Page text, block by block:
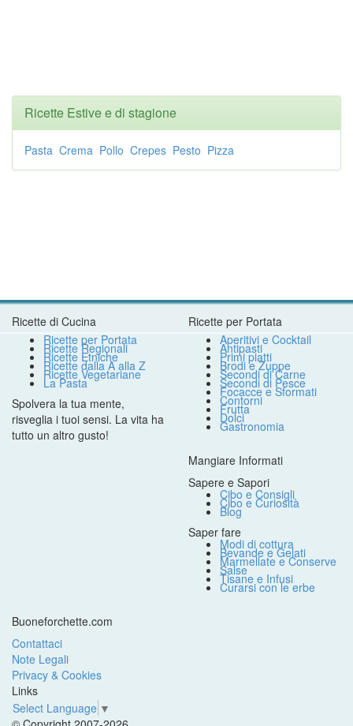
Ricette Estive e di stagione
Pasta Crema Pollo Crepes Pesto Pizza
Ricette di Cucina
Ricette per Portata
Ricette Regionali
Ricette Etniche
Ricette dalla A alla Z
Ricette Vegetariane
La Pasta
Spolvera la tua mente,
risveglia i tuoi sensi. La vita ha
tutto un altro gusto!
Ricette per Portata
Aperitivi e Cocktail
Antipasti
Primi piatti
Brodi e Zuppe
Secondi di Carne
Secondi di Pesce
Focacce e Sformati
Contorni
Frutta
Dolci
Gastronomia
Mangiare Informati
Sapere e Sapori
Cibo e Consigli
Cibo e Curiosità
Blog
Saper fare
Modi di cottura
Bevande e Gelati
Marmellate e Conserve
Salse
Tisane e Infusi
Curarsi con le erbe
Buoneforchette.com
Contattaci
Note Legali
Privacy & Cookies
Links
Select Language ▼